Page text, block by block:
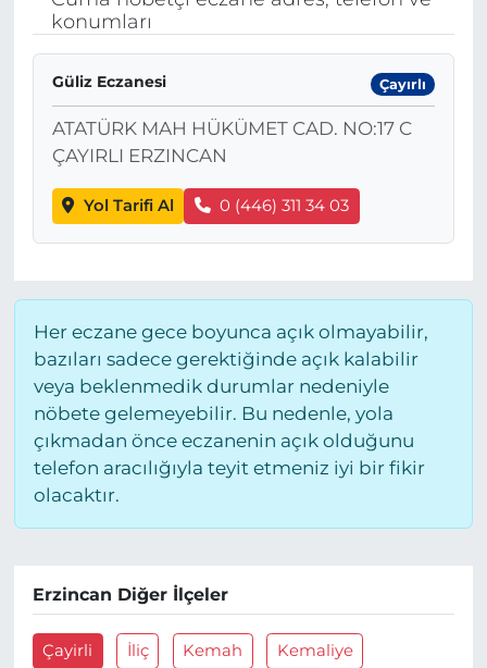
konumları
Güliz Eczanesi Çayırlı
ATATÜRK MAH HÜKÜMET CAD. NO:17 C
ÇAYIRLI ERZINCAN
Yol Tarifi Al 0 (446) 311 34 03
Her eczane gece boyunca açık olmayabilir,
bazıları sadece gerektiğinde açık kalabilir
veya beklenmedik durumlar nedeniyle
nöbete gelemeyebilir. Bu nedenle, yola
çıkmadan önce eczanenin açık olduğunu
telefon aracılığıyla teyit etmeniz iyi bir fikir
olacaktır.
Erzincan Diğer İlçeler
Çayirli İliç Kemah Kemaliye
BÖLGE
YAŞAM
DÜNYA
GENEL